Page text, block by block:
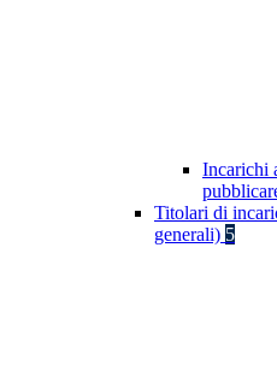
Incarichi
Titolari di
generali) 5